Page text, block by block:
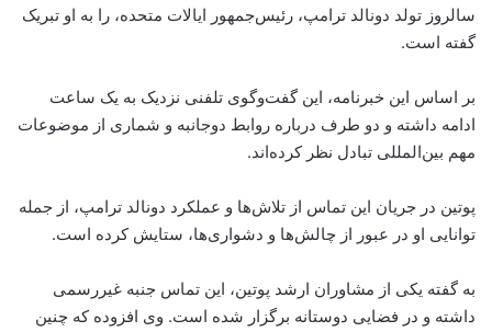
سالروز تولد دونالد ترامپ، رئیس‌جمهور ایالات متحده، را به او تبریک
گفته است.
بر اساس این خبرنامه، این گفت‌وگوی تلفنی نزدیک به یک ساعت
ادامه داشته و دو طرف درباره روابط دوجانبه و شماری از موضوعات
مهم بین‌المللی تبادل نظر کرده‌اند.
پوتین در جریان این تماس از تلاش‌ها و عملکرد دونالد ترامپ، از جمله
توانایی او در عبور از چالش‌ها و دشواری‌ها، ستایش کرده است.
به گفته یکی از مشاوران ارشد پوتین، این تماس جنبه غیررسمی
داشته و در فضایی دوستانه برگزار شده است. وی افزوده که چنین